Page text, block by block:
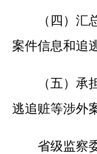
（四）汇总
案件信息和追
（五）承担
逃追赃等涉外
省级监察委